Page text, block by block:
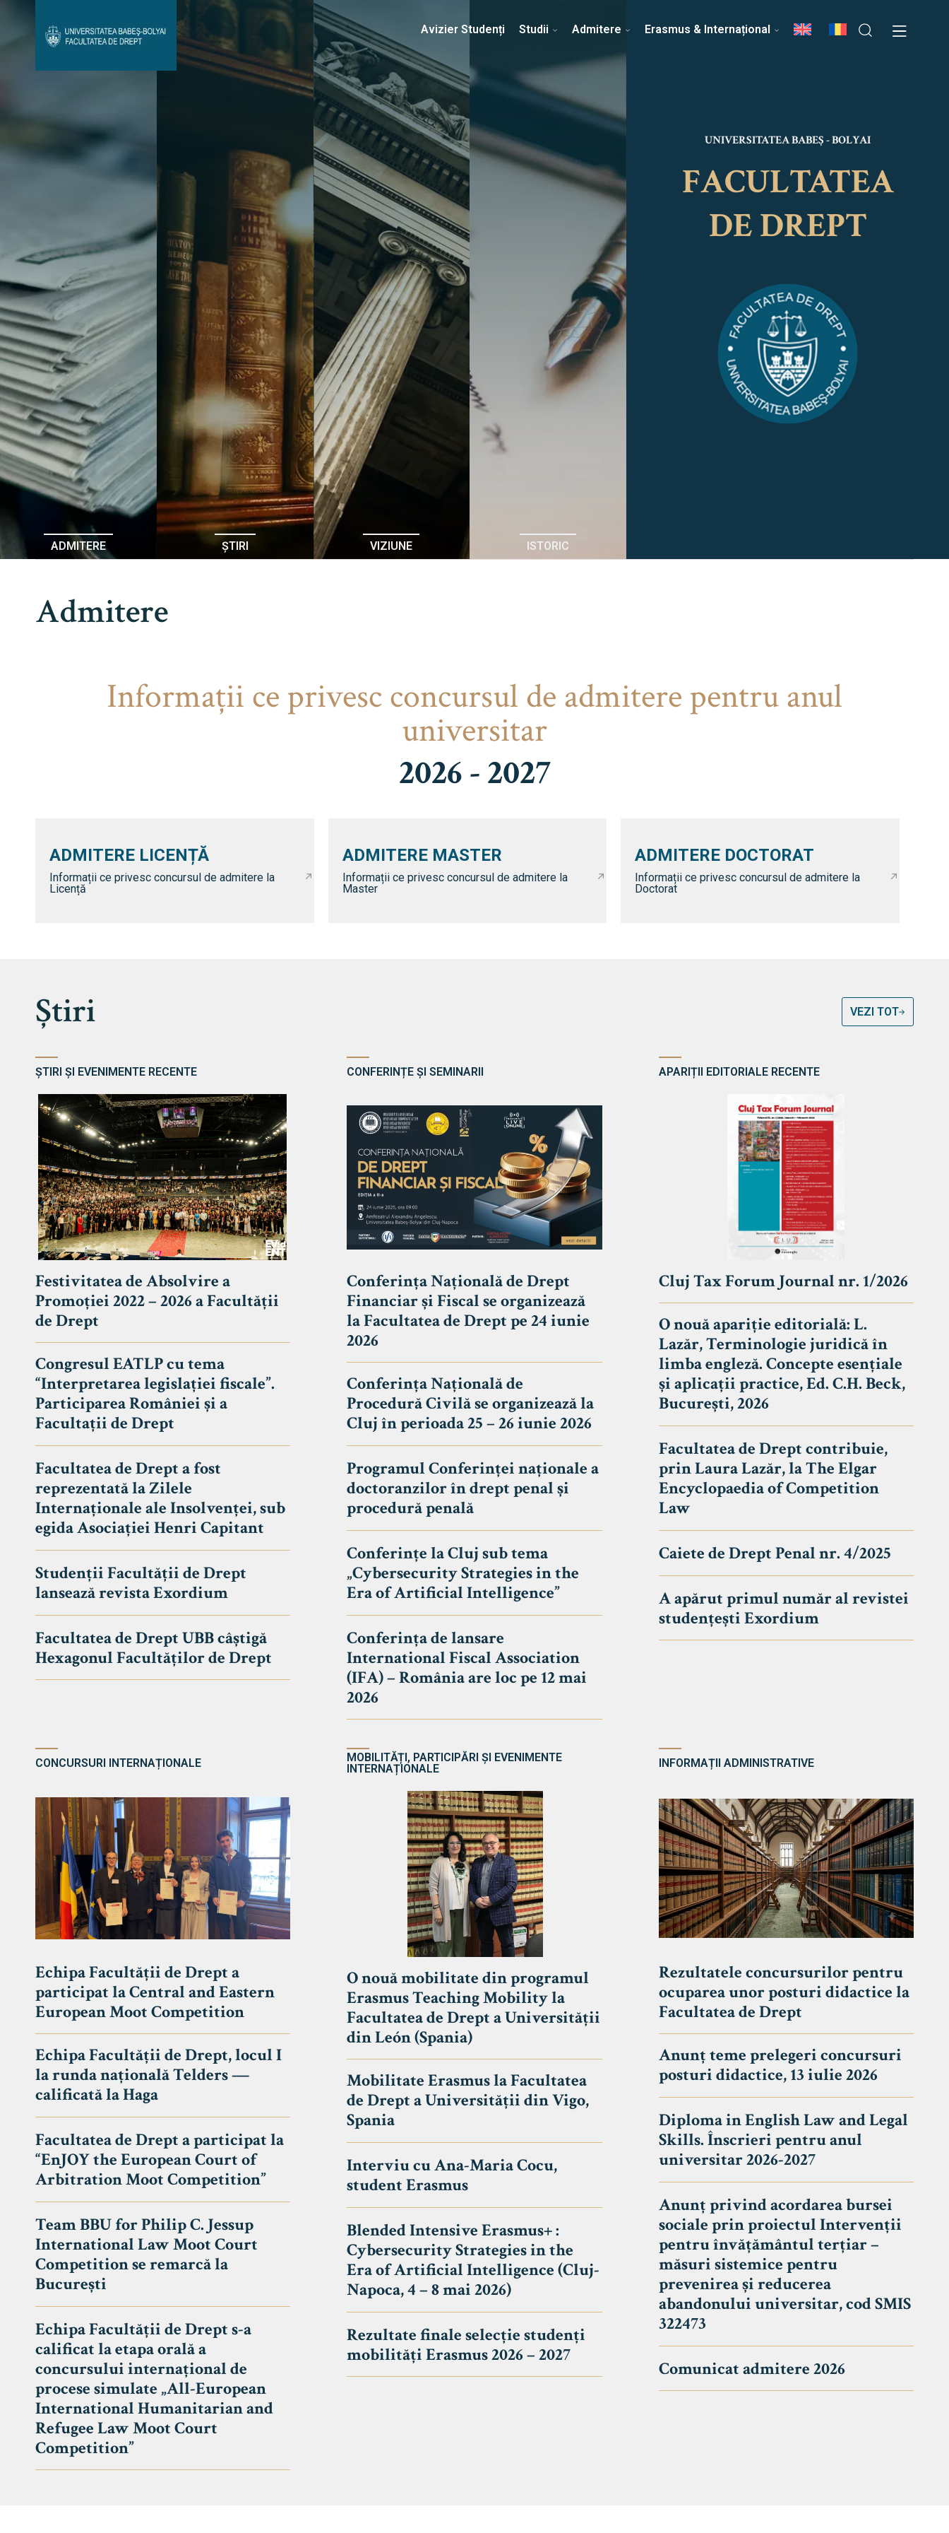
Avizier Studenți Admitere Erasmus & Internațional Despre Facultate Știri Echipa Facultății
Contact
UNIVERSITATEA BABEȘ - BOLYAI
FACULTATEA
DE DREPT
Avizier Studenți
Studii
Admitere
Erasmus & Internațional
Știri
Echipa Facultății
Bibliotecă & Reviste
Avizier Studenți Studii Admitere Erasmus & Internațional
ADMITERE ȘTIRI VIZIUNE ISTORIC
UNIVERSITATEA BABEȘ - BOLYAI
FACULTATEA
DE DREPT
Admitere
Informaţii ce privesc concursul de admitere pentru anul
universitar
2026 - 2027
ADMITERE LICENȚĂ
Informații ce privesc concursul de admitere la
Licență
ADMITERE MASTER
Informații ce privesc concursul de admitere la
Master
ADMITERE DOCTORAT
Informații ce privesc concursul de admitere la
Doctorat
Știri VEZI TOT
ȘTIRI ȘI EVENIMENTE RECENTE
Festivitatea de Absolvire a
Promoției 2022 – 2026 a Facultății
de Drept
Congresul EATLP cu tema
“Interpretarea legislației fiscale”.
Participarea României și a
Facultații de Drept
Facultatea de Drept a fost
reprezentată la Zilele
Internaționale ale Insolvenței, sub
egida Asociației Henri Capitant
Studenții Facultății de Drept
lansează revista Exordium
Facultatea de Drept UBB câștigă
Hexagonul Facultăților de Drept
CONFERINȚE ȘI SEMINARII
Conferința Națională de Drept
Financiar și Fiscal se organizează
la Facultatea de Drept pe 24 iunie
2026
Conferința Națională de
Procedură Civilă se organizează la
Cluj în perioada 25 – 26 iunie 2026
Programul Conferinței naționale a
doctoranzilor în drept penal și
procedură penală
Conferințe la Cluj sub tema
„Cybersecurity Strategies in the
Era of Artificial Intelligence”
Conferința de lansare
International Fiscal Association
(IFA) – România are loc pe 12 mai
2026
APARIȚII EDITORIALE RECENTE
Cluj Tax Forum Journal nr. 1/2026
O nouă apariție editorială: L.
Lazăr, Terminologie juridică în
limba engleză. Concepte esențiale
și aplicații practice, Ed. C.H. Beck,
București, 2026
Facultatea de Drept contribuie,
prin Laura Lazăr, la The Elgar
Encyclopaedia of Competition
Law
Caiete de Drept Penal nr. 4/2025
A apărut primul număr al revistei
studențești Exordium
CONCURSURI INTERNAȚIONALE
Echipa Facultății de Drept a
participat la Central and Eastern
European Moot Competition
Echipa Facultății de Drept, locul I
la runda națională Telders —
calificată la Haga
Facultatea de Drept a participat la
“EnJOY the European Court of
Arbitration Moot Competition”
Team BBU for Philip C. Jessup
International Law Moot Court
Competition se remarcă la
București
Echipa Facultății de Drept s-a
calificat la etapa orală a
concursului internațional de
procese simulate „All-European
International Humanitarian and
Refugee Law Moot Court
Competition”
MOBILITĂȚI, PARTICIPĂRI ȘI EVENIMENTE
INTERNAȚIONALE
O nouă mobilitate din programul
Erasmus Teaching Mobility la
Facultatea de Drept a Universității
din León (Spania)
Mobilitate Erasmus la Facultatea
de Drept a Universității din Vigo,
Spania
Interviu cu Ana-Maria Cocu,
student Erasmus
Blended Intensive Erasmus+ :
Cybersecurity Strategies in the
Era of Artificial Intelligence (Cluj-
Napoca, 4 – 8 mai 2026)
Rezultate finale selecție studenți
mobilități Erasmus 2026 – 2027
INFORMAȚII ADMINISTRATIVE
Rezultatele concursurilor pentru
ocuparea unor posturi didactice la
Facultatea de Drept
Anunț teme prelegeri concursuri
posturi didactice, 13 iulie 2026
Diploma in English Law and Legal
Skills. Înscrieri pentru anul
universitar 2026-2027
Anunț privind acordarea bursei
sociale prin proiectul Intervenții
pentru învățământul terțiar –
măsuri sistemice pentru
prevenirea și reducerea
abandonului universitar, cod SMIS
322473
Comunicat admitere 2026